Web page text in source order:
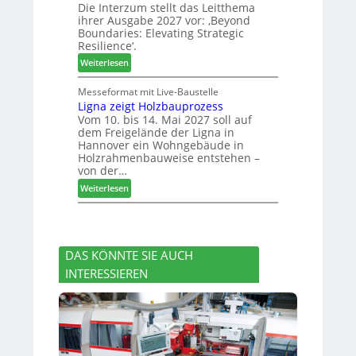
u
n
g
e
n
g
:
N
e
u
e
r
V
o
r
t
a
n
d
a
t
-
V
o
r
s
t
a
n
d
v
e
r
a
c
i
e
d
e
t
Die Interzum stellt das Leitthema
ihrer Ausgabe 2027 vor: ‚Beyond
Boundaries: Elevating Strategic
Resilience‘.
Weiterlesen:
L
e
i
t
t
h
e
m
a
d
I
n
t
e
r
z
u
m
Messeformat mit Live-Baustelle
Ligna zeigt Holzbauprozess
Vom 10. bis 14. Mai 2027 soll auf
dem Freigelände der Ligna in
Hannover ein Wohngebäude in
Holzrahmenbauweise entstehen –
von der…
Weiterlesen:
L
n
a
z
i
t
H
DAS KÖNNTE SIE AUCH
INTERESSIEREN